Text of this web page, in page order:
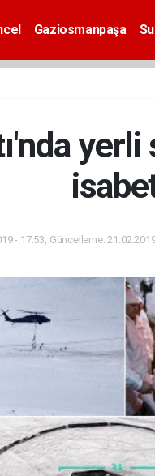
Gaziosmanpaşa
- 17:53, Güncelleme: